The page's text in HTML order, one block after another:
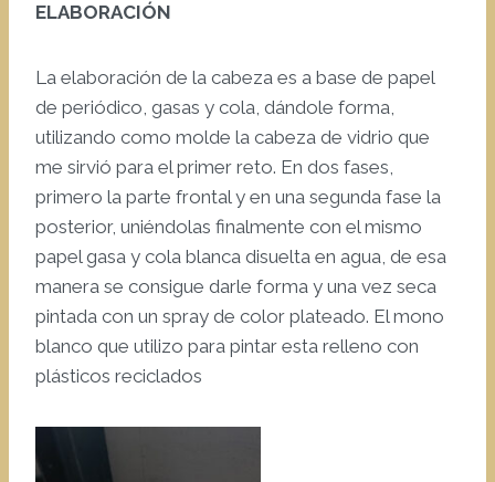
ELABORACIÓN
La elaboración de la cabeza es a base de papel
de periódico, gasas y cola, dándole forma,
utilizando como molde la cabeza de vidrio que
me sirvió para el primer reto. En dos fases,
primero la parte frontal y en una segunda fase la
posterior, uniéndolas finalmente con el mismo
papel gasa y cola blanca disuelta en agua, de esa
manera se consigue darle forma y una vez seca
pintada con un spray de color plateado. El mono
blanco que utilizo para pintar esta relleno con
plásticos reciclados